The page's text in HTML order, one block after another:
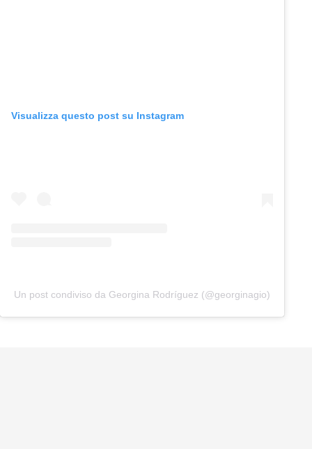
Visualizza questo post su Instagram
Un post condiviso da Georgina Rodríguez (@georginagio)